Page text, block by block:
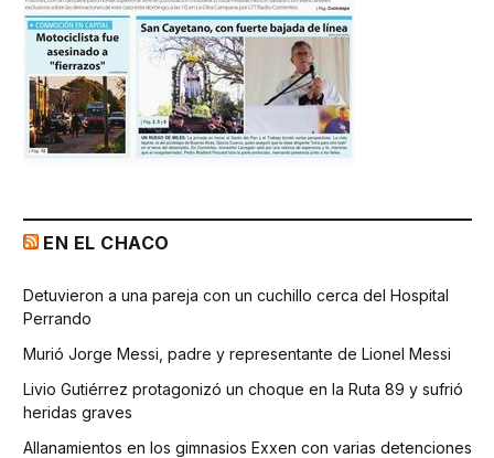
EN EL CHACO
Detuvieron a una pareja con un cuchillo cerca del Hospital
Perrando
Murió Jorge Messi, padre y representante de Lionel Messi
Livio Gutiérrez protagonizó un choque en la Ruta 89 y sufrió
heridas graves
Allanamientos en los gimnasios Exxen con varias detenciones